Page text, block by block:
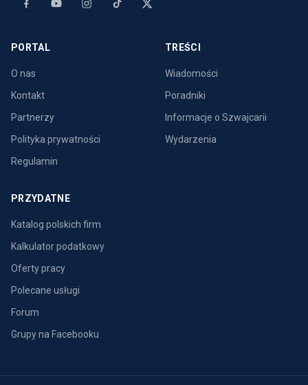
PORTAL
O nas
Kontakt
Partnerzy
Polityka prywatności
Regulamin
TREŚCI
Wiadomości
Poradniki
Informacje o Szwajcarii
Wydarzenia
PRZYDATNE
Katalog polskich firm
Kalkulator podatkowy
Oferty pracy
Polecane usługi
Forum
Grupy na Facebooku